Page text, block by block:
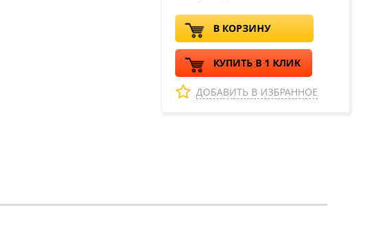
В КОРЗИНУ
КУПИТЬ В 1 КЛИК
ДОБАВИТЬ В ИЗБРАННОЕ